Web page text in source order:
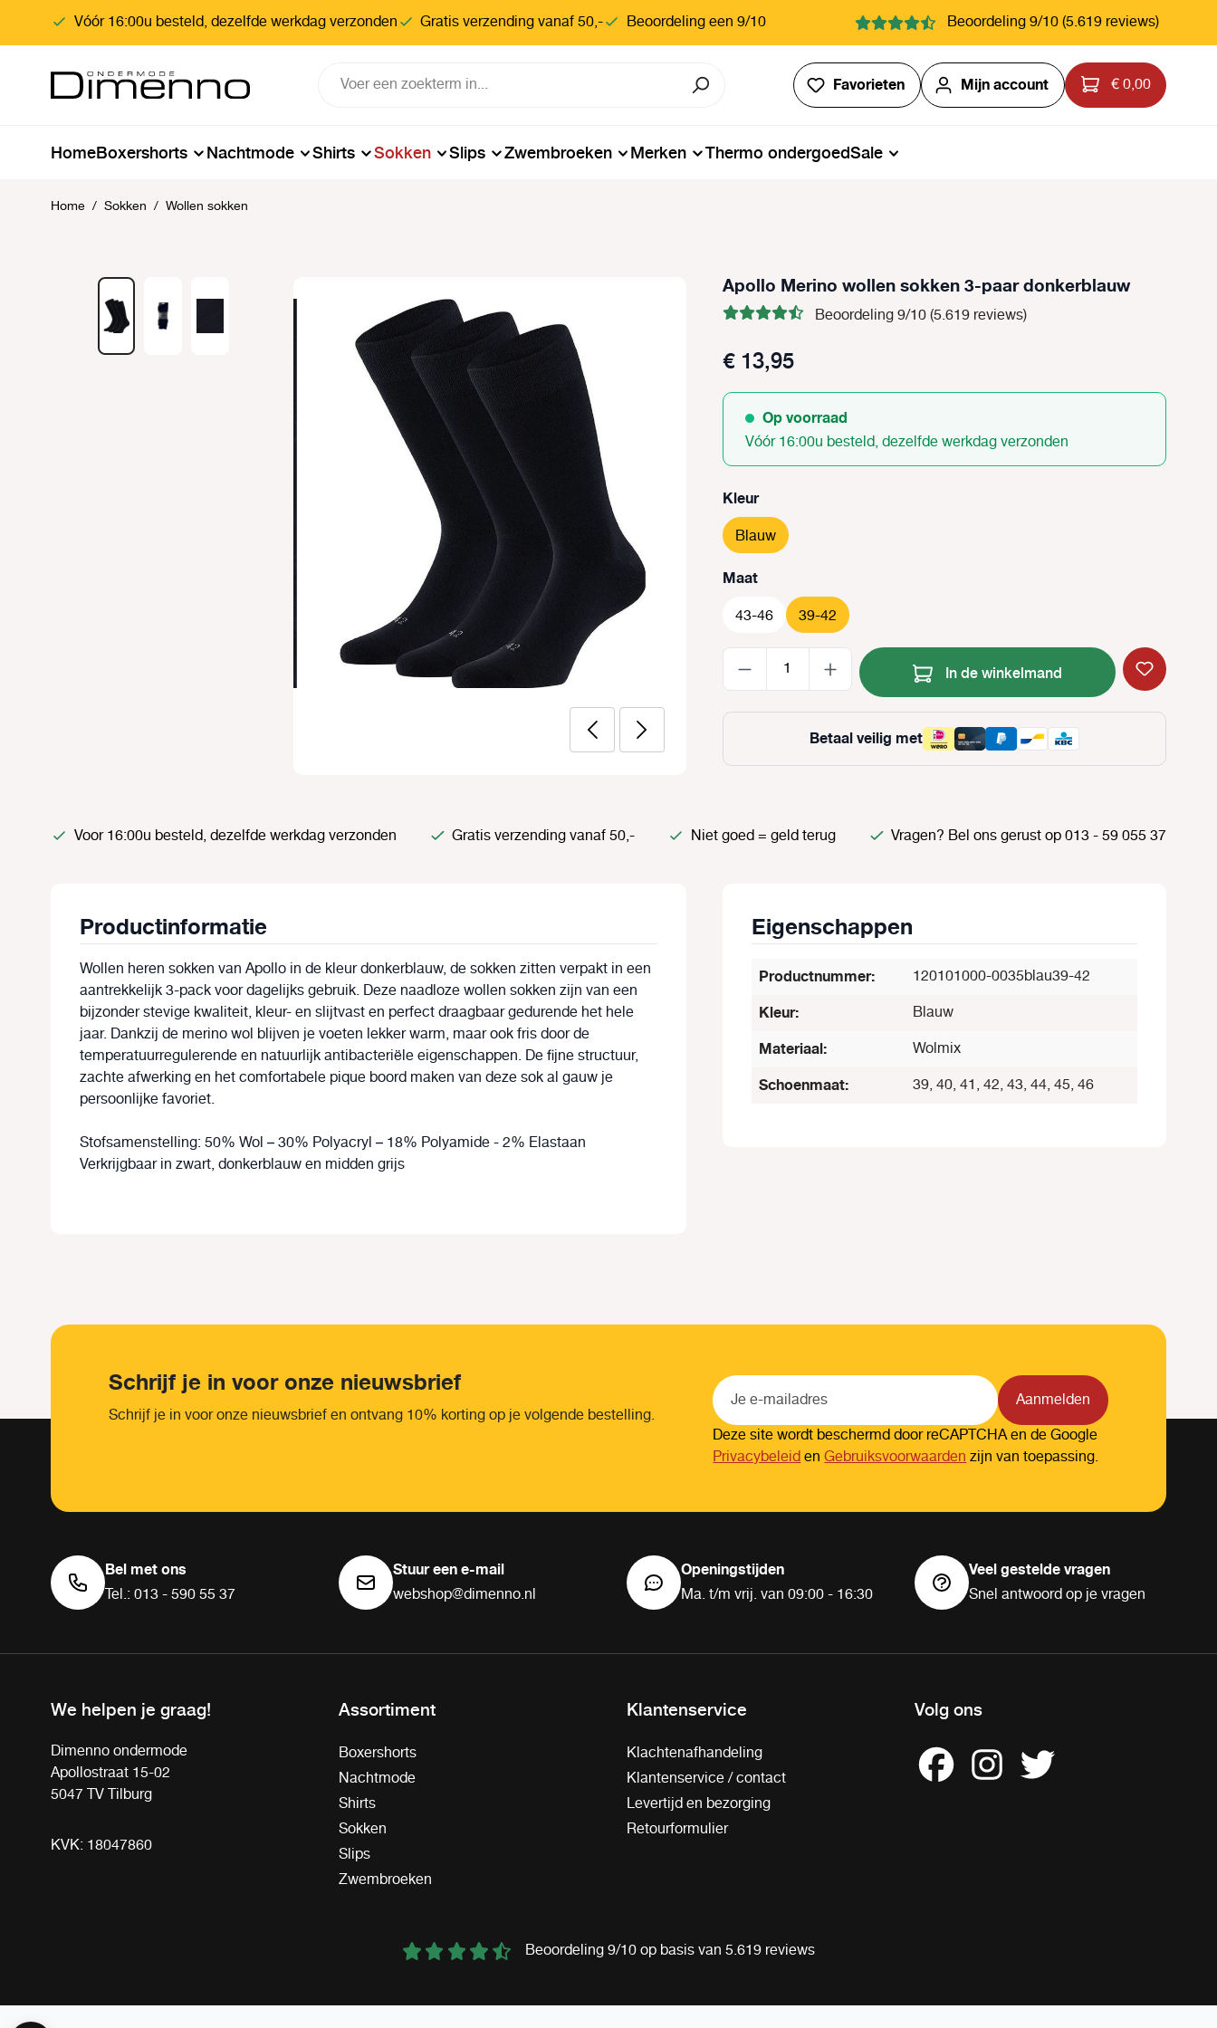
Ga naar de hoofdnavigatie
Vóór 16:00u besteld, dezelfde werkdag verzonden Gratis verzending vanaf 50,- Beoordeling een 9/10 Beoordeling 9/10 (5.619 reviews)
Favorieten Je hebt 0 items op je verlanglijstje
Mijn account € 0,00
HomeBoxershorts Nachtmode Shirts Sokken Slips Zwembroeken Merken Thermo ondergoedSale
Home / Sokken / Wollen sokken
Afbeeldingengalerij overslaan Apollo Merino wollen sokken 3-paar donkerblauw
Beoordeling 9/10 (5.619 reviews)
€ 13,95
Op voorraad
Vóór 16:00u besteld, dezelfde werkdag verzonden
Selecteer
Kleur
Blauw
Selecteer
Maat
43-46 39-42
Producthoeveelheid: Voer de
In de winkelmand
Betaal veilig met
Voor 16:00u besteld, dezelfde werkdag verzonden Gratis verzending vanaf 50,- Niet goed = geld terug Vragen? Bel ons gerust op 013 - 59 055 37
Productinformatie
Wollen heren sokken van Apollo in de kleur donkerblauw, de sokken zitten verpakt in een
aantrekkelijk 3-pack voor dagelijks gebruik. Deze naadloze wollen sokken zijn van een
bijzonder stevige kwaliteit, kleur- en slijtvast en perfect draagbaar gedurende het hele
jaar. Dankzij de merino wol blijven je voeten lekker warm, maar ook fris door de
temperatuurregulerende en natuurlijk antibacteriële eigenschappen. De fijne structuur,
zachte afwerking en het comfortabele pique boord maken van deze sok al gauw je
persoonlijke favoriet.
Stofsamenstelling: 50% Wol – 30% Polyacryl – 18% Polyamide - 2% Elastaan
Verkrijgbaar in zwart, donkerblauw en midden grijs
Eigenschappen
Productnummer: 120101000-0035blau39-42
Kleur: Blauw
Materiaal: Wolmix
Schoenmaat: 39, 40, 41, 42, 43, 44, 45, 46
Schrijf je in voor onze nieuwsbrief
Schrijf je in voor onze nieuwsbrief en ontvang 10% korting op je volgende bestelling.
Aanmelden
Deze site wordt beschermd door reCAPTCHA en de Google
PrivacybeleidenGebruiksvoorwaardenzijn van toepassing.
Bel met ons
Tel.: 013 - 590 55 37
Stuur een e-mail
webshop@dimenno.nl
Openingstijden
Ma. t/m vrij. van 09:00 - 16:30
Veel gestelde vragen
Snel antwoord op je vragen
We helpen je graag!
Dimenno ondermode
Apollostraat 15-02
5047 TV Tilburg
KVK: 18047860
Assortiment
Boxershorts
Nachtmode
Shirts
Sokken
Slips
Zwembroeken
Klantenservice
Klachtenafhandeling
Klantenservice / contact
Levertijd en bezorging
Retourformulier
Volg ons
Beoordeling 9/10 op basis van 5.619 reviews